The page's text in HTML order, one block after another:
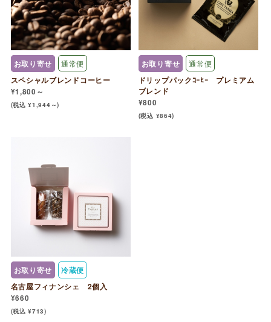
お取り寄せ 通常便
スペシャルブレンドコーヒー
¥1,800～
(税込 ¥1,944～)
お取り寄せ 通常便
ドリップパックｺｰﾋｰ プレミアム
ブレンド
¥800
(税込 ¥864)
お取り寄せ
冷蔵便
名古屋フィナンシェ 2個入
¥660
(税込 ¥713)